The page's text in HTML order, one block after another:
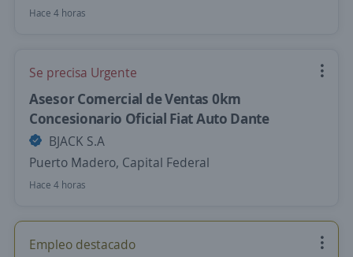
Hace 4 horas
Se precisa Urgente
Asesor Comercial de Ventas 0km
Concesionario Oficial Fiat Auto Dante
BJACK S.A
Puerto Madero, Capital Federal
Hace 4 horas
Empleo destacado